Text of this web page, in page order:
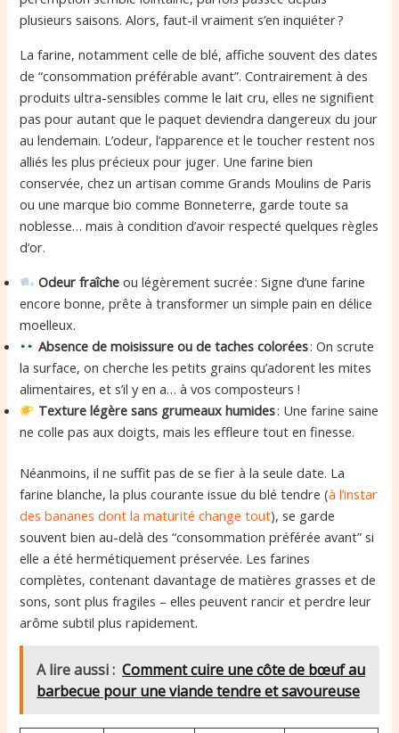
plusieurs saisons. Alors, faut-il vraiment s’en inquiéter ?
La farine, notamment celle de blé, affiche souvent des dates
de “consommation préférable avant”. Contrairement à des
produits ultra-sensibles comme le lait cru, elles ne signifient
pas pour autant que le paquet deviendra dangereux du jour
au lendemain. L’odeur, l’apparence et le toucher restent nos
alliés les plus précieux pour juger. Une farine bien
conservée, chez un artisan comme Grands Moulins de Paris
ou une marque bio comme Bonneterre, garde toute sa
noblesse… mais à condition d’avoir respecté quelques règles
d’or.
Odeur fraîche ou légèrement sucrée : Signe d’une farine
encore bonne, prête à transformer un simple pain en délice
moelleux.
Absence de moisissure ou de taches colorées: On scrute
la surface, on cherche les petits grains qu’adorent les mites
alimentaires, et s’il y en a… à vos composteurs !
Texture légère sans grumeaux humides: Une farine saine
ne colle pas aux doigts, mais les effleure tout en finesse.
Néanmoins, il ne suffit pas de se fier à la seule date. La
farine blanche, la plus courante issue du blé tendre (à l’instar
des bananes dont la maturité change tout), se garde
souvent bien au-delà des “consommation préférée avant” si
elle a été hermétiquement préservée. Les farines
complètes, contenant davantage de matières grasses et de
sons, sont plus fragiles – elles peuvent rancir et perdre leur
arôme subtil plus rapidement.
A lire aussi : Comment cuire une côte de bœuf au
barbecue pour une viande tendre et savoureuse